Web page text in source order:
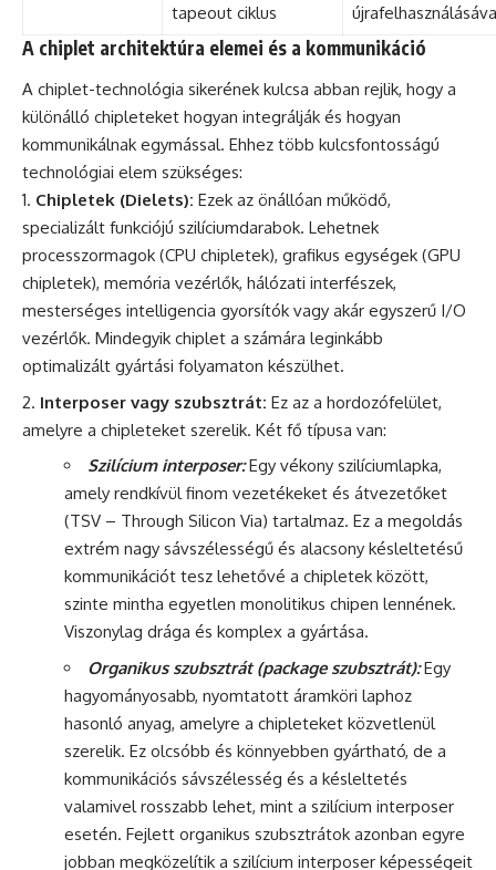
tapeout ciklus
A chiplet architektúra elemei és a kommunikáció
A chiplet-technológia sikerének kulcsa abban rejlik, hogy a
különálló chipleteket hogyan integrálják és hogyan
kommunikálnak egymással. Ehhez több kulcsfontosságú
technológiai elem szükséges:
Chipletek (Dielets): Ezek az önállóan működő,
specializált funkciójú szilíciumdarabok. Lehetnek
processzormagok (CPU chipletek), grafikus egységek (GPU
chipletek), memória vezérlők, hálózati interfészek,
mesterséges intelligencia gyorsítók vagy akár egyszerű I/O
vezérlők. Mindegyik chiplet a számára leginkább
optimalizált gyártási folyamaton készülhet.
Interposer vagy szubsztrát: Ez az a hordozófelület,
amelyre a chipleteket szerelik. Két fő típusa van:
Szilícium interposer:Egy vékony szilíciumlapka,
amely rendkívül finom vezetékeket és átvezetőket
(TSV – Through Silicon Via) tartalmaz. Ez a megoldás
extrém nagy sávszélességű és alacsony késleltetésű
kommunikációt tesz lehetővé a chipletek között,
szinte mintha egyetlen monolitikus chipen lennének.
Viszonylag drága és komplex a gyártása.
Organikus szubsztrát (package szubsztrát):Egy
hagyományosabb, nyomtatott áramköri laphoz
hasonló anyag, amelyre a chipleteket közvetlenül
szerelik. Ez olcsóbb és könnyebben gyártható, de a
kommunikációs sávszélesség és a késleltetés
valamivel rosszabb lehet, mint a szilícium interposer
esetén. Fejlett organikus szubsztrátok azonban egyre
jobban megközelítik a szilícium interposer képességeit